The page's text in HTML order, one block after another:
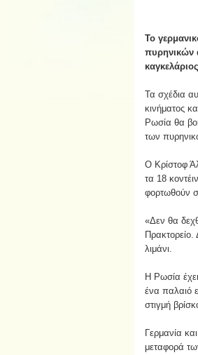
Το
πυρηνικών
Τα σχέδια
κινήματος
Ρωσία θα
των
Ο Κρίστοφ
τα 18
φορτωθούν
«Δεν θα
λιμάνι.
Η Ρωσία
ένα παλαιό
στιγμή
Γερμανία
μεταφορά